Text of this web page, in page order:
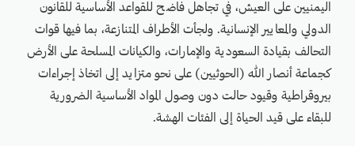
اليمنيين على العيش، في تجاهل فاضح للقواعد الأساسية للقانون
الدولي والمعايير الإنسانية. ولجأت الأطراف المتنازعة، بما فيها قوات
التحالف بقيادة السعودية والإمارات، والكيانات المسلحة على الأرض
كجماعة أنصار الله (الحوثيين) على نحو متزايد إلى اتخاذ إجراءات
بيروقراطية وقيود حالت دون وصول المواد الأساسية الضرورية
للبقاء على قيد الحياة إلى الفئات الهشة.